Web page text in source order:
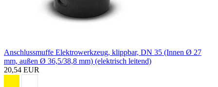
Anschlussmuffe Elektrowerkzeug, klippbar, DN 35 (Innen Ø 27
mm, außen Ø 36,5/38,8 mm) (elektrisch leitend)
20,54 EUR